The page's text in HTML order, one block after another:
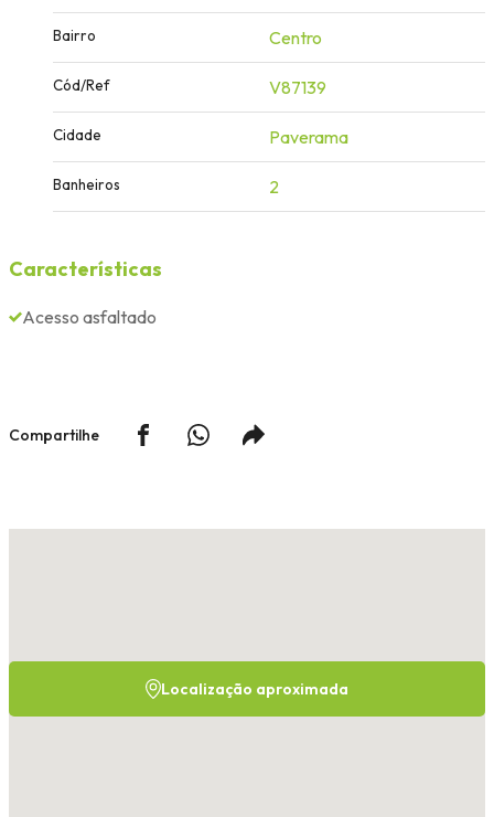
Bairro Centro
Cód/Ref V87139
Cidade Paverama
Banheiros 2
Características
Acesso asfaltado
Compartilhe
Localização aproximada